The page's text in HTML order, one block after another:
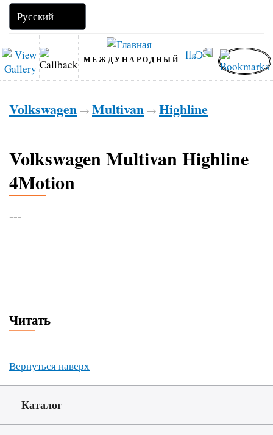
МЕЖДУНАРОДНЫЙ
Volkswagen → Multivan → Highline
Volkswagen Multivan Highline
4Motion
---
Читать
Вернуться наверх
Каталог